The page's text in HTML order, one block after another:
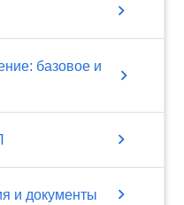
chevron_right
базовое и
chevron_right
chevron_right
и документы chevron_right